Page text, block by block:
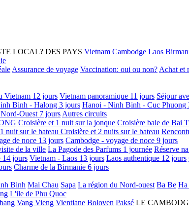
LOCAL? DES PAYS Vietnam Cambodge Laos
Assurance de voyage Vaccination: oui ou non? Achat et
Vietnam 12 jours Vietnam panoramique 11 jours Séjour
Binh - Halong 3 jours Hanoi - Ninh Binh - Cuc Phuong
Ouest 7 jours Autres circuits
Croisière et 1 nuit sur la jonque Croisière baie de Bai
nuit sur le bateau Croisière et 2 nuits sur le bateau
de noce 13 jours Cambodge - voyage de noce 9 jours
de la ville La Pagode des Parfums 1 journée Réserve
14 jours Vietnam - Laos 13 jours Laos authentique 12 jours
Charme de la Birmanie 6 jours
Binh Mai Chau Sapa La région du Nord-ouest Ba Be Ha
L'ile de Phu Quoc
Vang Vieng Vientiane Boloven Paksé LE